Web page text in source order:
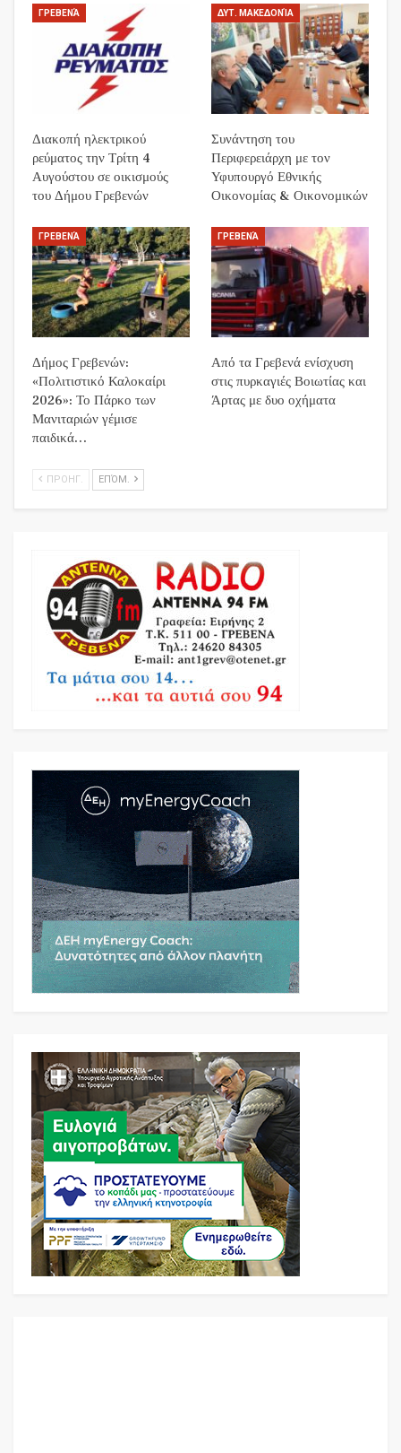
ΓΡΕΒΕΝΆ
Διακοπή ηλεκτρικού
ρεύματος την Τρίτη 4
Αυγούστου σε οικισμούς
του Δήμου Γρεβενών
ΔΥΤ. ΜΑΚΕΔΟΝΊΑ
Συνάντηση του
Περιφερειάρχη με τον
Υφυπουργό Εθνικής
Οικονομίας & Οικονομικών
ΓΡΕΒΕΝΆ
Δήμος Γρεβενών:
«Πολιτιστικό Καλοκαίρι
2026»: Το Πάρκο των
Μανιταριών γέμισε
παιδικά…
ΓΡΕΒΕΝΆ
Από τα Γρεβενά ενίσχυση
στις πυρκαγιές Βοιωτίας και
Άρτας με δυο οχήματα
ΠΡΟΗΓ. ΕΠΌΜ.